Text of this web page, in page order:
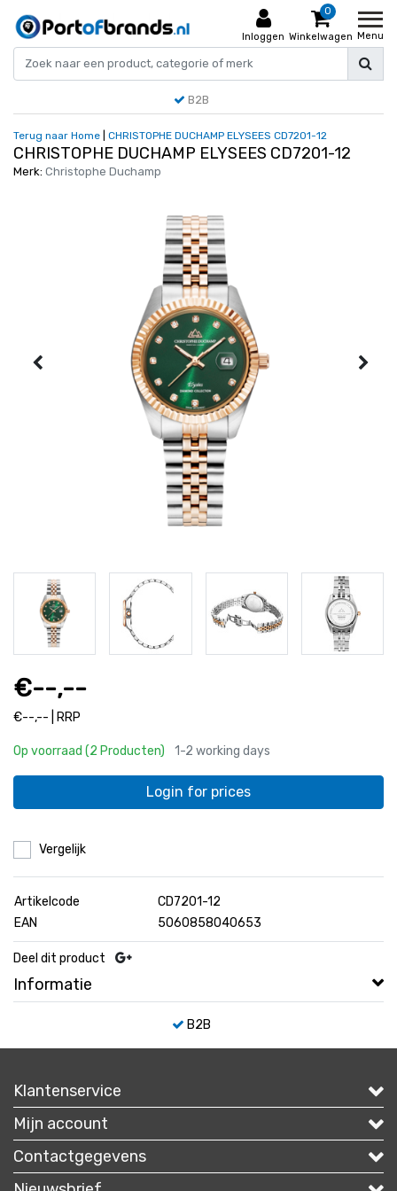
Inloggen
0
Winkelwagen Menu
B2B
Terug naar Home CHRISTOPHE DUCHAMP ELYSEES CD7201-12
CHRISTOPHE DUCHAMP ELYSEES CD7201-12
Merk: Christophe Duchamp
€--,--
€--,-- | RRP
Op voorraad (2 Producten) 1-2 working days
Login for prices
Vergelijk
Artikelcode
CD7201-12
EAN
5060858040653
Deel dit product
Informatie
B2B
Klantenservice
Mijn account
Contactgegevens